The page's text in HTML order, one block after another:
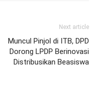
Next article
Muncul Pinjol di ITB, DPD
Dorong LPDP Berinovasi
Distribusikan Beasiswa